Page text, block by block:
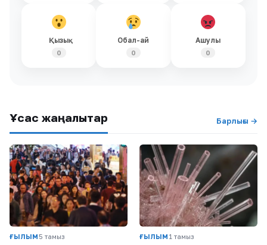
Қызық
0
Обал-ай
0
Ашулы
0
Ұқсас жаңалықтар Барлығы →
ҒЫЛЫМ 5 тамыз ҒЫЛЫМ 1 тамыз